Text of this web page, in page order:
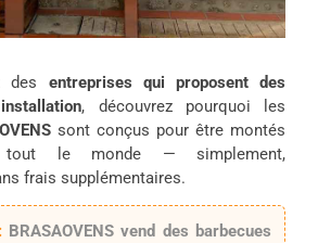
des entreprises qui proposent des
, découvrez pourquoi les
sont conçus pour être montés
tout le monde — simplement,
frais supplémentaires.
BRASAOVENS vend des barbecues